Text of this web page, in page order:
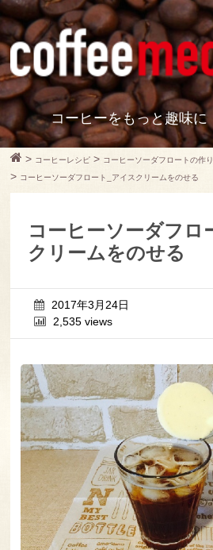
コーヒーをもっと趣味に
> コーヒーレシピ > コーヒーソーダフロートの作
> コーヒーソーダフロート_アイスクリームをのせる
コーヒーソーダフロ
クリームをのせる
2017年3月24日
2,535 views